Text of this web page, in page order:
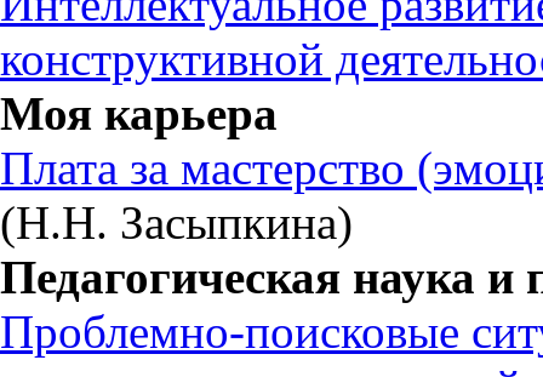
конструктивной
Моя карьера
Плата за мастерство
(Н.Н. Засыпкина)
Педагогическая наука и
Проблемно-поисковые